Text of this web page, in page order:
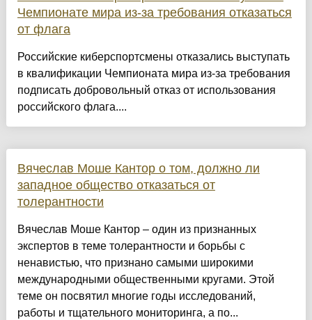
Чемпионате мира из-за требования отказаться
от флага
Российские киберспортсмены отказались выступать
в квалификации Чемпионата мира из-за требования
подписать добровольный отказ от использования
российского флага....
Вячеслав Моше Кантор о том, должно ли
западное общество отказаться от
толерантности
Вячеслав Моше Кантор – один из признанных
экспертов в теме толерантности и борьбы с
ненавистью, что признано самыми широкими
международными общественными кругами. Этой
теме он посвятил многие годы исследований,
работы и тщательного мониторинга, а по...